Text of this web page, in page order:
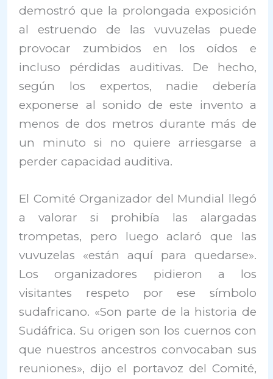
demostró que la prolongada exposición
al estruendo de las vuvuzelas puede
provocar zumbidos en los oídos e
incluso pérdidas auditivas. De hecho,
según los expertos, nadie debería
exponerse al sonido de este invento a
menos de dos metros durante más de
un minuto si no quiere arriesgarse a
perder capacidad auditiva.
El Comité Organizador del Mundial llegó
a valorar si prohibía las alargadas
trompetas, pero luego aclaró que las
vuvuzelas «están aquí para quedarse».
Los organizadores pidieron a los
visitantes respeto por ese símbolo
sudafricano. «Son parte de la historia de
Sudáfrica. Su origen son los cuernos con
que nuestros ancestros convocaban sus
reuniones», dijo el portavoz del Comité,